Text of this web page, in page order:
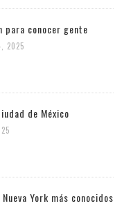
para conocer gente
2025
de México
York más conocidos